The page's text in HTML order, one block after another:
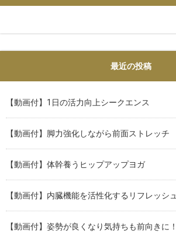
最近の投稿
【動画付】1日の活力向上シークエンス
【動画付】脚力強化しながら前面ストレッチ
【動画付】体幹養うヒップアップヨガ
【動画付】内臓機能を活性化するリフレッシ
【動画付】姿勢が良くなり気持ちも前向きに！